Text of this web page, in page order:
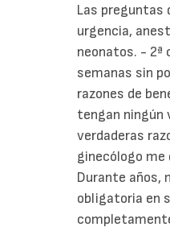
Las preguntas
urgencia,
neonatos. - 2ª
semanas sin
razones de
tengan ningún
verdaderas
ginecólogo me
Durante años,
obligatoria en